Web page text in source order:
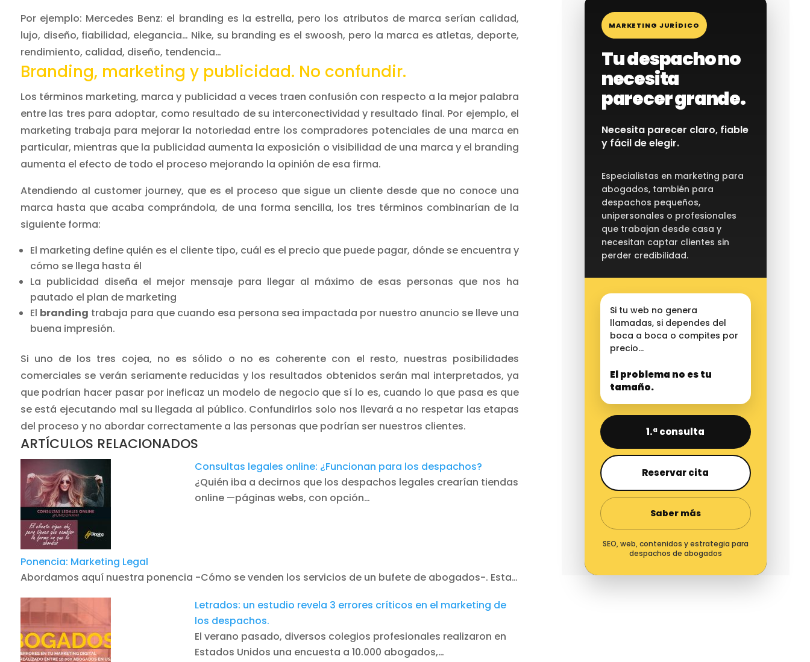
Por ejemplo: Mercedes Benz: el branding es la estrella, pero los atributos de marca serían calidad,
lujo, diseño, fiabilidad, elegancia… Nike, su branding es el swoosh, pero la marca es atletas, deporte,
rendimiento, calidad, diseño, tendencia…
Branding, marketing y publicidad. No confundir.
Los términos marketing, marca y publicidad a veces traen confusión con respecto a la mejor palabra
entre las tres para adoptar, como resultado de su interconectividad y resultado final. Por ejemplo, el
marketing trabaja para mejorar la notoriedad entre los compradores potenciales de una marca en
particular, mientras que la publicidad aumenta la exposición o visibilidad de una marca y el branding
aumenta el efecto de todo el proceso mejorando la opinión de esa firma.
Atendiendo al customer journey, que es el proceso que sigue un cliente desde que no conoce una
marca hasta que acaba comprándola, de una forma sencilla, los tres términos combinarían de la
siguiente forma:
El marketing define quién es el cliente tipo, cuál es el precio que puede pagar, dónde se encuentra y
cómo se llega hasta él
La publicidad diseña el mejor mensaje para llegar al máximo de esas personas que nos ha
pautado el plan de marketing
El branding trabaja para que cuando esa persona sea impactada por nuestro anuncio se lleve una
buena impresión.
Si uno de los tres cojea, no es sólido o no es coherente con el resto, nuestras posibilidades
comerciales se verán seriamente reducidas y los resultados obtenidos serán mal interpretados, ya
que podrían hacer pasar por ineficaz un modelo de negocio que sí lo es, cuando lo que pasa es que
se está ejecutando mal su llegada al público. Confundirlos solo nos llevará a no respetar las etapas
del proceso y no abordar correctamente a las personas que podrían ser nuestros clientes.
ARTÍCULOS RELACIONADOS
Consultas legales online: ¿Funcionan para los despachos?
¿Quién iba a decirnos que los despachos legales crearían tiendas
online —páginas webs, con opción…
Ponencia: Marketing Legal
Abordamos aquí nuestra ponencia -Cómo se venden los servicios de un bufete de abogados-. Esta…
Letrados: un estudio revela 3 errores críticos en el marketing de
los despachos.
El verano pasado, diversos colegios profesionales realizaron en
Estados Unidos una encuesta a 10.000 abogados,…
MARKETING JURÍDICO
Tu despacho no
necesita
parecer grande.
Necesita parecer claro, fiable
y fácil de elegir.
Especialistas en marketing para
abogados, también para
despachos pequeños,
unipersonales o profesionales
que trabajan desde casa y
necesitan captar clientes sin
perder credibilidad.
Si tu web no genera
llamadas, si dependes del
boca a boca o compites por
precio…
El problema no es tu
tamaño.
1.ª consulta
Reservar cita
Saber más
SEO, web, contenidos y estrategia para
despachos de abogados